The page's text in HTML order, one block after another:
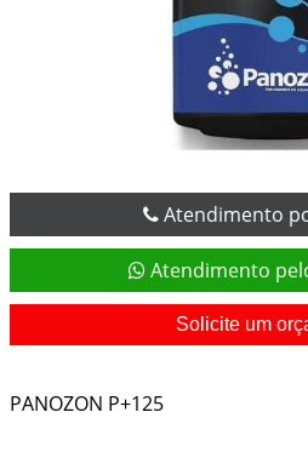
Atendimento
Atendimento
Solicite um
PANOZON P+125